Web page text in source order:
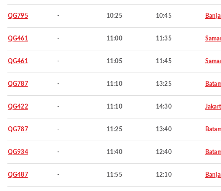
QG795 - 10:25 10:45
QG461 - 11:00 11:35
QG461 - 11:05 11:45
QG787 - 11:10 13:25
QG422 - 11:10 14:30
QG787 - 11:25 13:40
QG934 - 11:40 12:40
QG487 - 11:55 12:10